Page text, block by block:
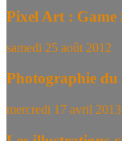
Pixel Art : Game
samedi 25 août 2012
Photographie du
mercredi 17 avril 2013